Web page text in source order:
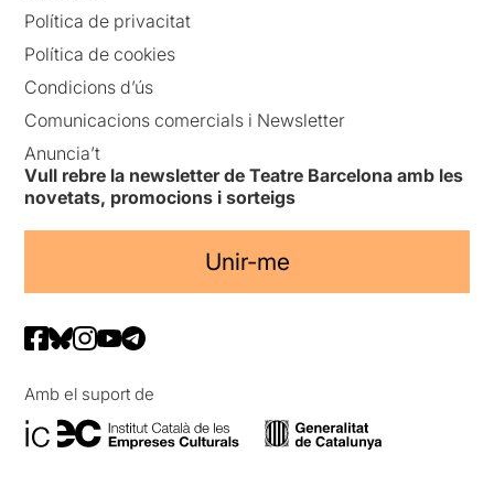
Política de privacitat
Política de cookies
Condicions d’ús
Comunicacions comercials i Newsletter
Anuncia’t
Vull rebre la newsletter de Teatre Barcelona amb les
novetats, promocions i sorteigs
Unir-me
Amb el suport de